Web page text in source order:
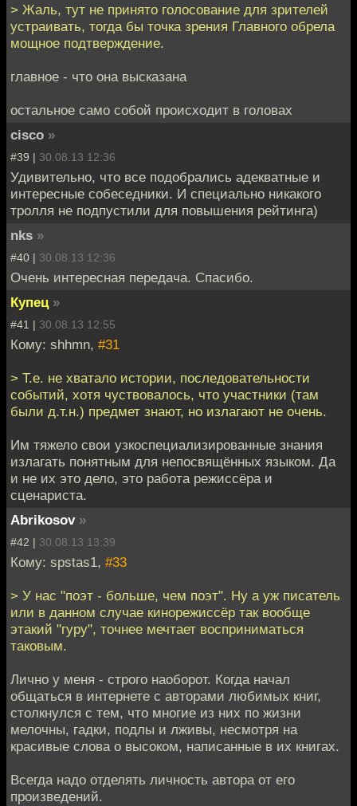
> Жаль, тут не принято голосование для зрителей
устраивать, тогда бы точка зрения Главного обрела
мощное подтверждение.
главное - что она высказана
остальное само собой происходит в головах
cisco »
#39 | 30.08.13 12:36
Удивительно, что все подобрались адекватные и
интересные собеседники. И специально никакого
тролля не подпустили для повышения рейтинга)
nks »
#40 | 30.08.13 12:36
Очень интересная передача. Спасибо.
Купец »
#41 | 30.08.13 12:55
Кому: shhmn, #31
> Т.е. не хватало истории, последовательности
событий, хотя чуствовалось, что участники (там
были д.т.н.) предмет знают, но излагают не очень.
Им тяжело свои узкоспециализированные знания
излагать понятным для непосвящённых языком. Да
и не их это дело, это работа режиссёра и
сценариста.
Abrikosov »
#42 | 30.08.13 13:39
Кому: spstas1, #33
> У нас "поэт - больше, чем поэт". Ну а уж писатель
или в данном случае кинорежиссёр так вообще
этакий "гуру", точнее мечтает восприниматься
таковым.
Лично у меня - строго наоборот. Когда начал
общаться в интернете с авторами любимых книг,
столкнулся с тем, что многие из них по жизни
мелочны, гадки, подлы и лживы, несмотря на
красивые слова о высоком, написанные в их книгах.
Всегда надо отделять личность автора от его
произведений.